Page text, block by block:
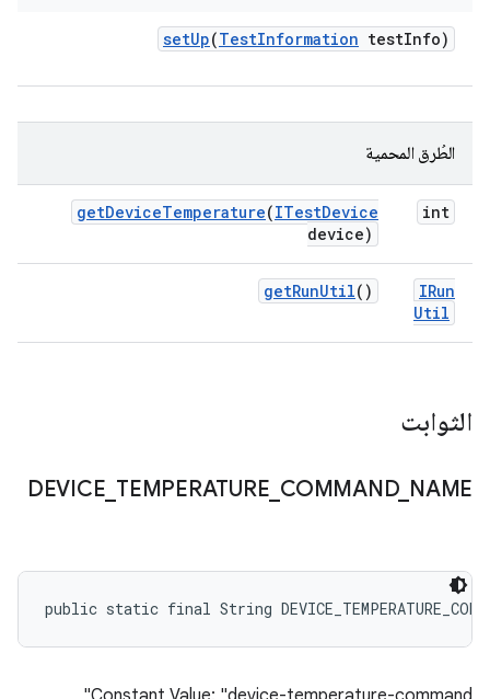
setUp(TestInformation testInfo)
الطُرق المحمية
int
getDeviceTemperature(ITestDevice
device)
IRun
Util
getRunUtil()
الثوابت
DEVICE TEMPERATURE COMMAND_ NAME
public static final String